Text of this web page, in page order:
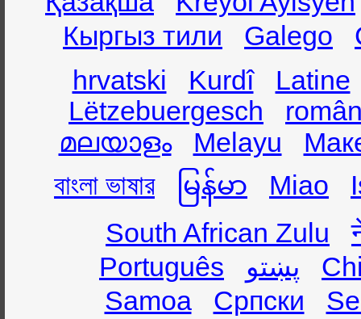
Кыргыз тили
Galego
hrvatski
Kurdî
Latine
Lëtzebuergesch
മലയാളം
Melayu
বাংলা ভাষার
မြန်မာ Miao
South African Zulu
Português
پښتو
Samoa
Српски